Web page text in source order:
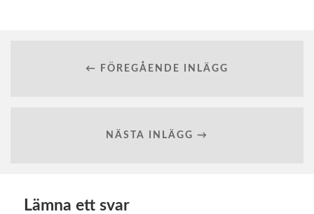
← FÖREGÅENDE INLÄGG
NÄSTA INLÄGG →
Lämna ett svar